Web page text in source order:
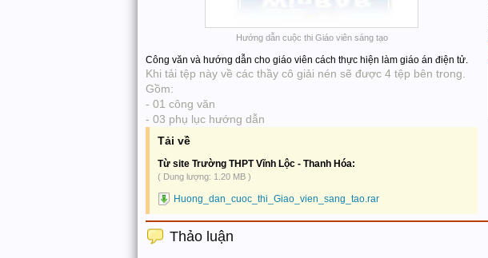
Hướng dẫn cuộc thi Giáo viên sáng tạo
Công văn và hướng dẫn cho giáo viên cách thực hiện làm giáo án điện tử.
Khi tải tệp này về các thầy cô giải nén sẽ được 4 tệp bên trong.
Gồm:
- 01 công văn
- 03 phụ lục hướng dẫn
Tải về
Từ site Trường THPT Vĩnh Lộc - Thanh Hóa:
( Dung lượng: 1.20 MB )
Huong_dan_cuoc_thi_Giao_vien_sang_tao.rar
Thảo luận